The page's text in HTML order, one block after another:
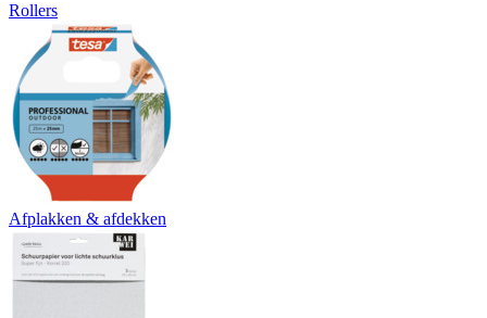
Rollers
Afplakken & afdekken